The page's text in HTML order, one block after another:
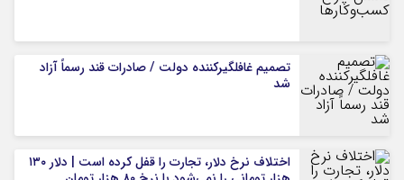
تصمیم غافلگیرکننده دولت / صادرات قند رسماً آزاد
شد
اختلاف نرخ دلار، تجارت را قفل کرده است | دلار ۱۳۰